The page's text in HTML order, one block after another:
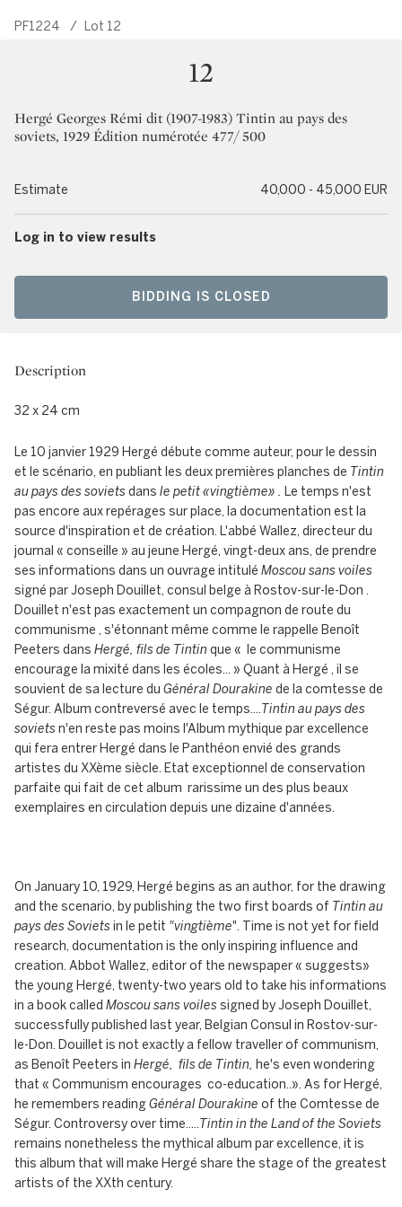
PF1224 / Lot 12
12
Hergé Georges Rémi dit (1907-1983) Tintin au pays des
soviets, 1929 Édition numérotée 477/ 500
Estimate 40,000 - 45,000 EUR
Log in to view results
BIDDING IS CLOSED
Description
32 x 24 cm
Le 10 janvier 1929 Hergé débute comme auteur, pour le dessin
et le scénario, en publiant les deux premières planches de Tintin
au pays des sovietsdans le petit «vingtième» . Le temps n'est
pas encore aux repérages sur place, la documentation est la
source d'inspiration et de création. L'abbé Wallez, directeur du
journal « conseille » au jeune Hergé, vingt-deux ans, de prendre
ses informations dans un ouvrage intitulé Moscou sans voiles
signé par Joseph Douillet, consul belge à Rostov-sur-le-Don .
Douillet n'est pas exactement un compagnon de route du
communisme , s'étonnant même comme le rappelle Benoît
Peeters dans Hergé, fils de Tintin que « le communisme
encourage la mixité dans les écoles... » Quant à Hergé , il se
souvient de sa lecture du Général Dourakine de la comtesse de
Ségur. Album contreversé avec le temps....Tintin au pays des
sovietsn'en reste pas moins l'Album mythique par excellence
qui fera entrer Hergé dans le Panthéon envié des grands
artistes du XXème siècle. Etat exceptionnel de conservation
parfaite qui fait de cet album rarissime un des plus beaux
exemplaires en circulation depuis une dizaine d'années.
On January 10, 1929, Hergé begins as an author, for the drawing
and the scenario, by publishing the two first boards of Tintin au
pays des Sovietsin le petit "vingtième". Time is not yet for field
research, documentation is the only inspiring influence and
creation. Abbot Wallez, editor of the newspaper « suggests»
the young Hergé, twenty-two years old to take his informations
in a book called Moscou sans voilessigned by Joseph Douillet,
successfully published last year, Belgian Consul in Rostov-sur-
le-Don. Douillet is not exactly a fellow traveller of communism,
as Benoît Peeters in Hergé, fils de Tintin, he's even wondering
that « Communism encourages co-education..». As for Hergé,
he remembers readingGénéral Dourakine of the Comtesse de
Ségur. Controversy over time.....Tintin in the Land of the Soviets
remains nonetheless the mythical album par excellence, it is
this album that will make Hergé share the stage of the greatest
artists of the XXth century.